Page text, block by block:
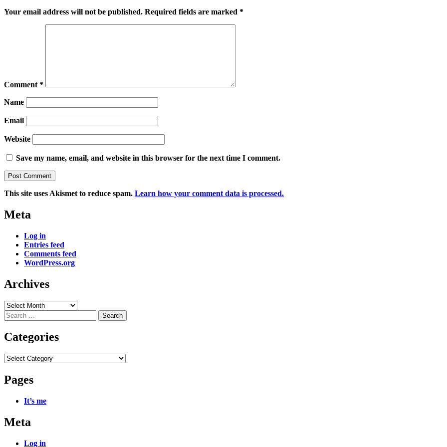
Your email address will not be published. Required fields are marked *
Comment *
Name
Email
Website
Save my name, email, and website in this browser for the next time I comment.
This site uses Akismet to reduce spam. Learn how your comment data is processed.
Meta
Log in
Entries feed
Comments feed
WordPress.org
Archives
Archives
Search
for:
Categories
Categories
Pages
It’s me
Meta
Log in